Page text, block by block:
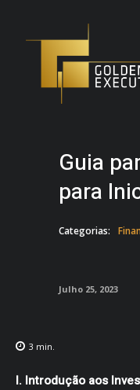
Guia
para
Categorias:
Julho 25, 2023
3 min.
I. Introdução aos